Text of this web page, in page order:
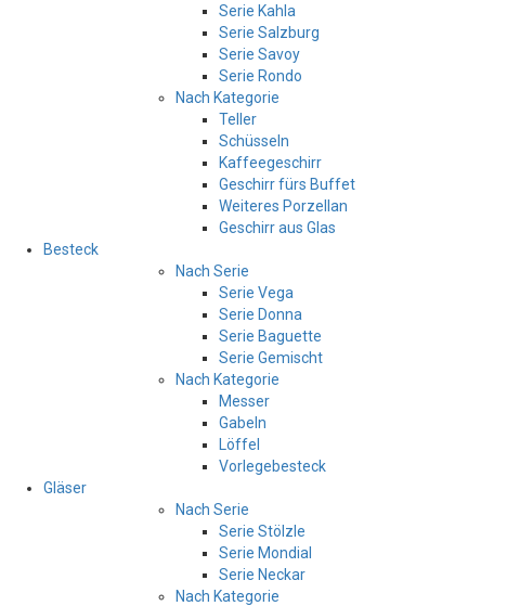
Serie Kahla
Serie Salzburg
Serie Savoy
Serie Rondo
Nach Kategorie
Teller
Schüsseln
Kaffeegeschirr
Geschirr fürs Buffet
Weiteres Porzellan
Geschirr aus Glas
Besteck
Nach Serie
Serie Vega
Serie Donna
Serie Baguette
Serie Gemischt
Nach Kategorie
Messer
Gabeln
Löffel
Vorlegebesteck
Gläser
Nach Serie
Serie Stölzle
Serie Mondial
Serie Neckar
Nach Kategorie